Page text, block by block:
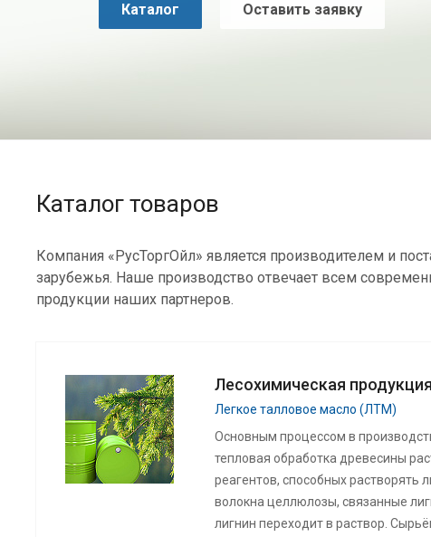
Каталог Оставить заявку
Каталог товаров
Компания «РусТоргОйл» является производителем и
зарубежья. Наше производство отвечает всем
продукции наших партнеров.
Лесохимическая продукция
Легкое талловое масло (ЛТМ)
Основным процессом в
тепловая обработка древесины
реагентов, способных растворять
волокна целлюлозы, связанные
лигнин переходит в раствор.